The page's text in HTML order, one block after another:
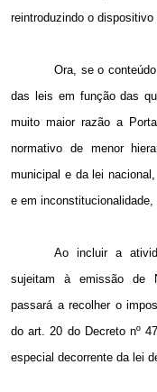
reintroduzindo o
Ora, se o
das leis em função das
muito maior razão a
normativo de menor
municipal e da lei
e em
Ao incluir a
sujeitam à emissão de
passará a recolher o
do art. 20 do Decreto nº
especial decorrente da lei